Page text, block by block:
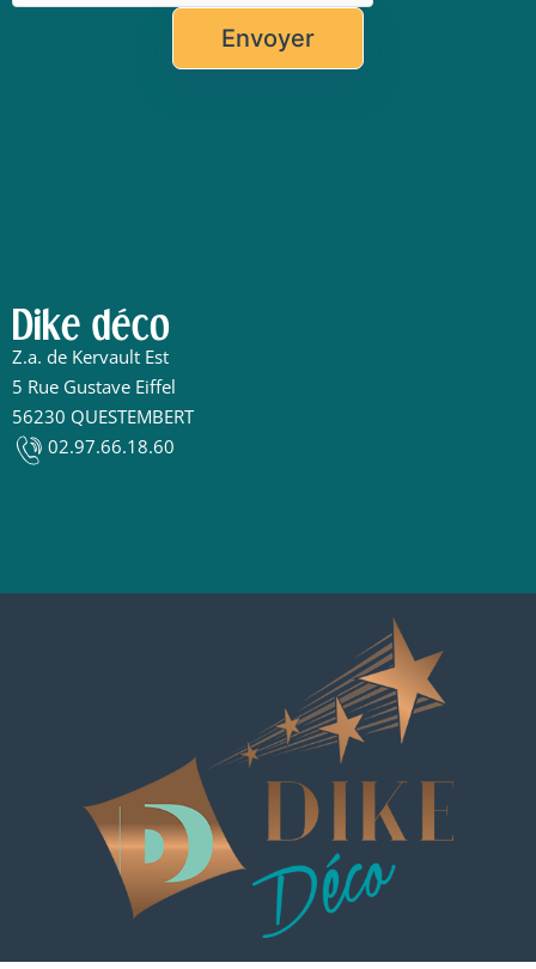
Dike déco
Z.a. de Kervault Est
5 Rue Gustave Eiffel
56230 QUESTEMBERT
02.97.66.18.60